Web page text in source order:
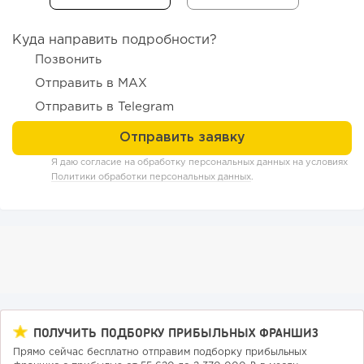
82 0 0
От стартапа за 30 тысяч рублей до бизнеса стоимостью
миллиарды:...
Куда направить подробности?
Позвонить
Отправить в MAX
Отправить в Telegram
Я даю согласие на обработку персональных данных на условиях
Политики обработки персональных данных
ПОЛУЧИТЬ ПОДБОРКУ ПРИБЫЛЬНЫХ ФРАНШИЗ
Прямо сейчас бесплатно отправим подборку прибыльных